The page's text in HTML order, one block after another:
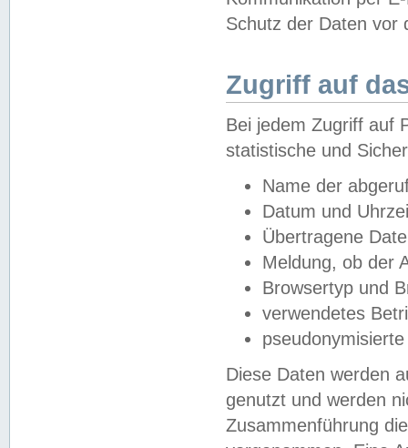
Schutz der Daten vor
Zugriff auf
Bei jedem Zugriff auf
statistische und
Name der
Datum und
Übertragene
Meldung, ob der
Browsertyp und
verwendetes
Diese Daten werden
genutzt und werden
Zusammenführung